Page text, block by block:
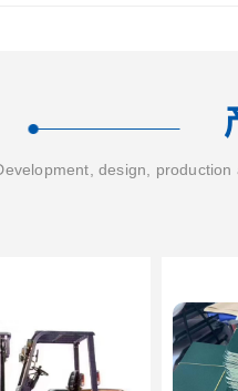
design,